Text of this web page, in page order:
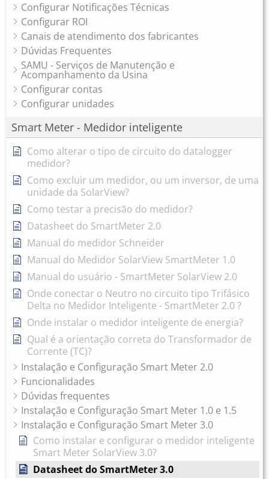
Configurar Notificações Técnicas
Configurar ROI
Canais de atendimento dos fabricantes
Dúvidas Frequentes
SAMU - Serviços de Manutenção e
Acompanhamento da Usina
Configurar contas
Configurar unidades
Smart Meter - Medidor inteligente
Como alterar o tipo de circuito do datalogger
medidor?
Como excluir um medidor, ou um inversor, de uma
unidade da SolarView?
Como testar a precisão do medidor?
Datasheet do SmartMeter 2.0
Manual do medidor Schneider
Manual do Medidor SolarView SmartMeter 1.0
Manual do usuário - SmartMeter SolarView 2.0
Onde conectar o Neutro no circuito tipo Trifásico
Delta no Medidor Inteligente - SmartMeter 2.0 ?
Onde instalar o medidor inteligente de energia?
Qual é a orientação correta do Transformador de
Corrente (TC)?
Instalação e Configuração Smart Meter 2.0
Funcionalidades
Dúvidas frequentes
Instalação e Configuração Smart Meter 1.0 e 1.5
Instalação e Configuração Smart Meter 3.0
Como instalar e configurar o medidor inteligente
Smart Meter SolarView 3.0?
Datasheet do SmartMeter 3.0